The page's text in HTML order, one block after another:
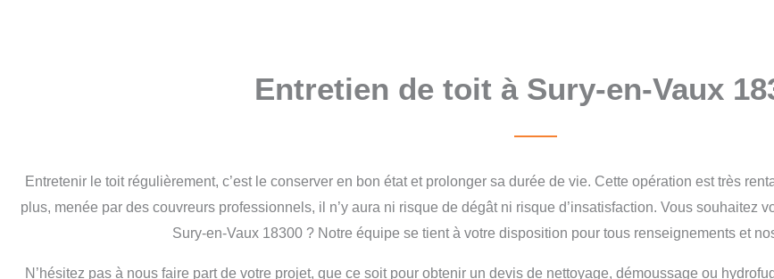
Entretien de toit à Sury-en-Vaux
Entretenir le toit régulièrement, c’est le conserver en bon état et prolonger sa durée de vie. Cette opération est très
plus, menée par des couvreurs professionnels, il n’y aura ni risque de dégât ni risque d’insatisfaction. Vous souhaitez
Sury-en-Vaux 18300 ? Notre équipe se tient à votre disposition pour tous renseignements et
N’hésitez pas à nous faire part de votre projet, que ce soit pour obtenir un devis de nettoyage, démoussage ou